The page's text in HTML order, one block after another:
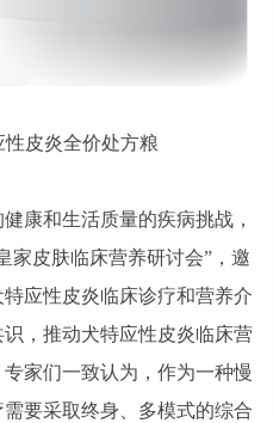
性皮炎全价处方粮
康和生活质量的疾病挑战，
家皮肤临床营养研讨会”，邀
应性皮炎临床诊疗和营养介
，推动犬特应性皮炎临床营
家们一致认为，作为一种慢
要采取终身、多模式的综合